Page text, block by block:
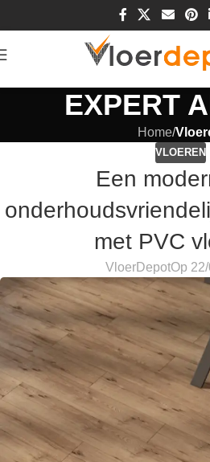
EXPERT
Home/
VLOEREN
Een
met PVC
VloerDepotOp